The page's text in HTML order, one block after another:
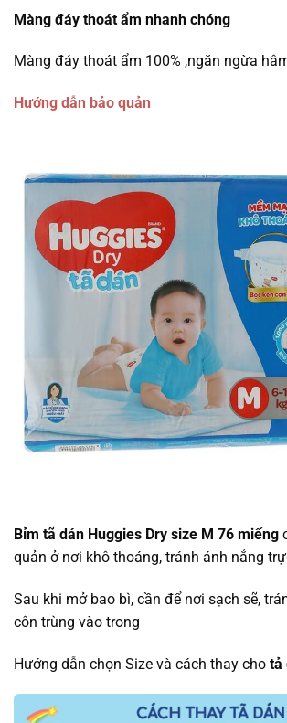
Màng đáy thoát ẩm nhanh chóng
Màng đáy thoát ẩm 100% ,ngăn ngừa
Hướng dẫn bảo quản
Bỉm tã dán Huggies Dry size M 76 miếng
quản ở nơi khô thoáng, tránh ánh nắng
Sau khi mở bao bì, cần để nơi sạch sẽ,
côn trùng vào trong
Hướng dẫn chọn Size và cách thay cho tả